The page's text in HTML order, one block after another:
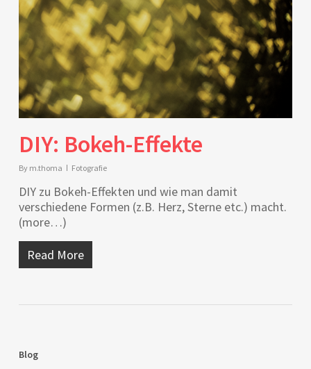
DIY: Bokeh-Effekte
By m.thoma Fotografie
DIY zu Bokeh-Effekten und wie man damit
verschiedene Formen (z.B. Herz, Sterne etc.) macht.
(more…)
Read More
Blog